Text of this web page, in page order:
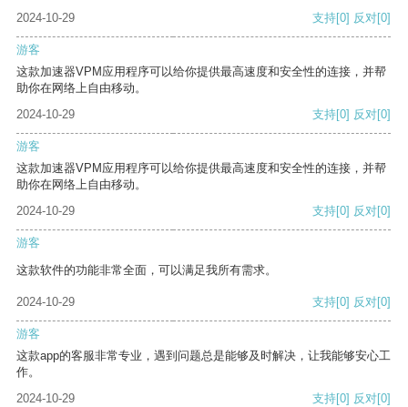
2024-10-29
支持[0] 反对[0]
游客
这款加速器VPM应用程序可以给你提供最高速度和安全性的连接，并帮
助你在网络上自由移动。
2024-10-29
支持[0] 反对[0]
游客
这款加速器VPM应用程序可以给你提供最高速度和安全性的连接，并帮
助你在网络上自由移动。
2024-10-29
支持[0] 反对[0]
游客
这款软件的功能非常全面，可以满足我所有需求。
2024-10-29 支持[0] 反对[0]
游客
这款app的客服非常专业，遇到问题总是能够及时解决，让我能够安心工
作。
2024-10-29
支持[0] 反对[0]